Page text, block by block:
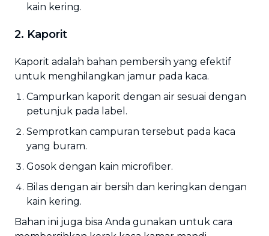
kain kering.
2. Kaporit
Kaporit adalah bahan pembersih yang efektif
untuk menghilangkan jamur pada kaca.
Campurkan kaporit dengan air sesuai dengan
petunjuk pada label.
Semprotkan campuran tersebut pada kaca
yang buram.
Gosok dengan kain microfiber.
Bilas dengan air bersih dan keringkan dengan
kain kering.
Bahan ini juga bisa Anda gunakan untuk cara